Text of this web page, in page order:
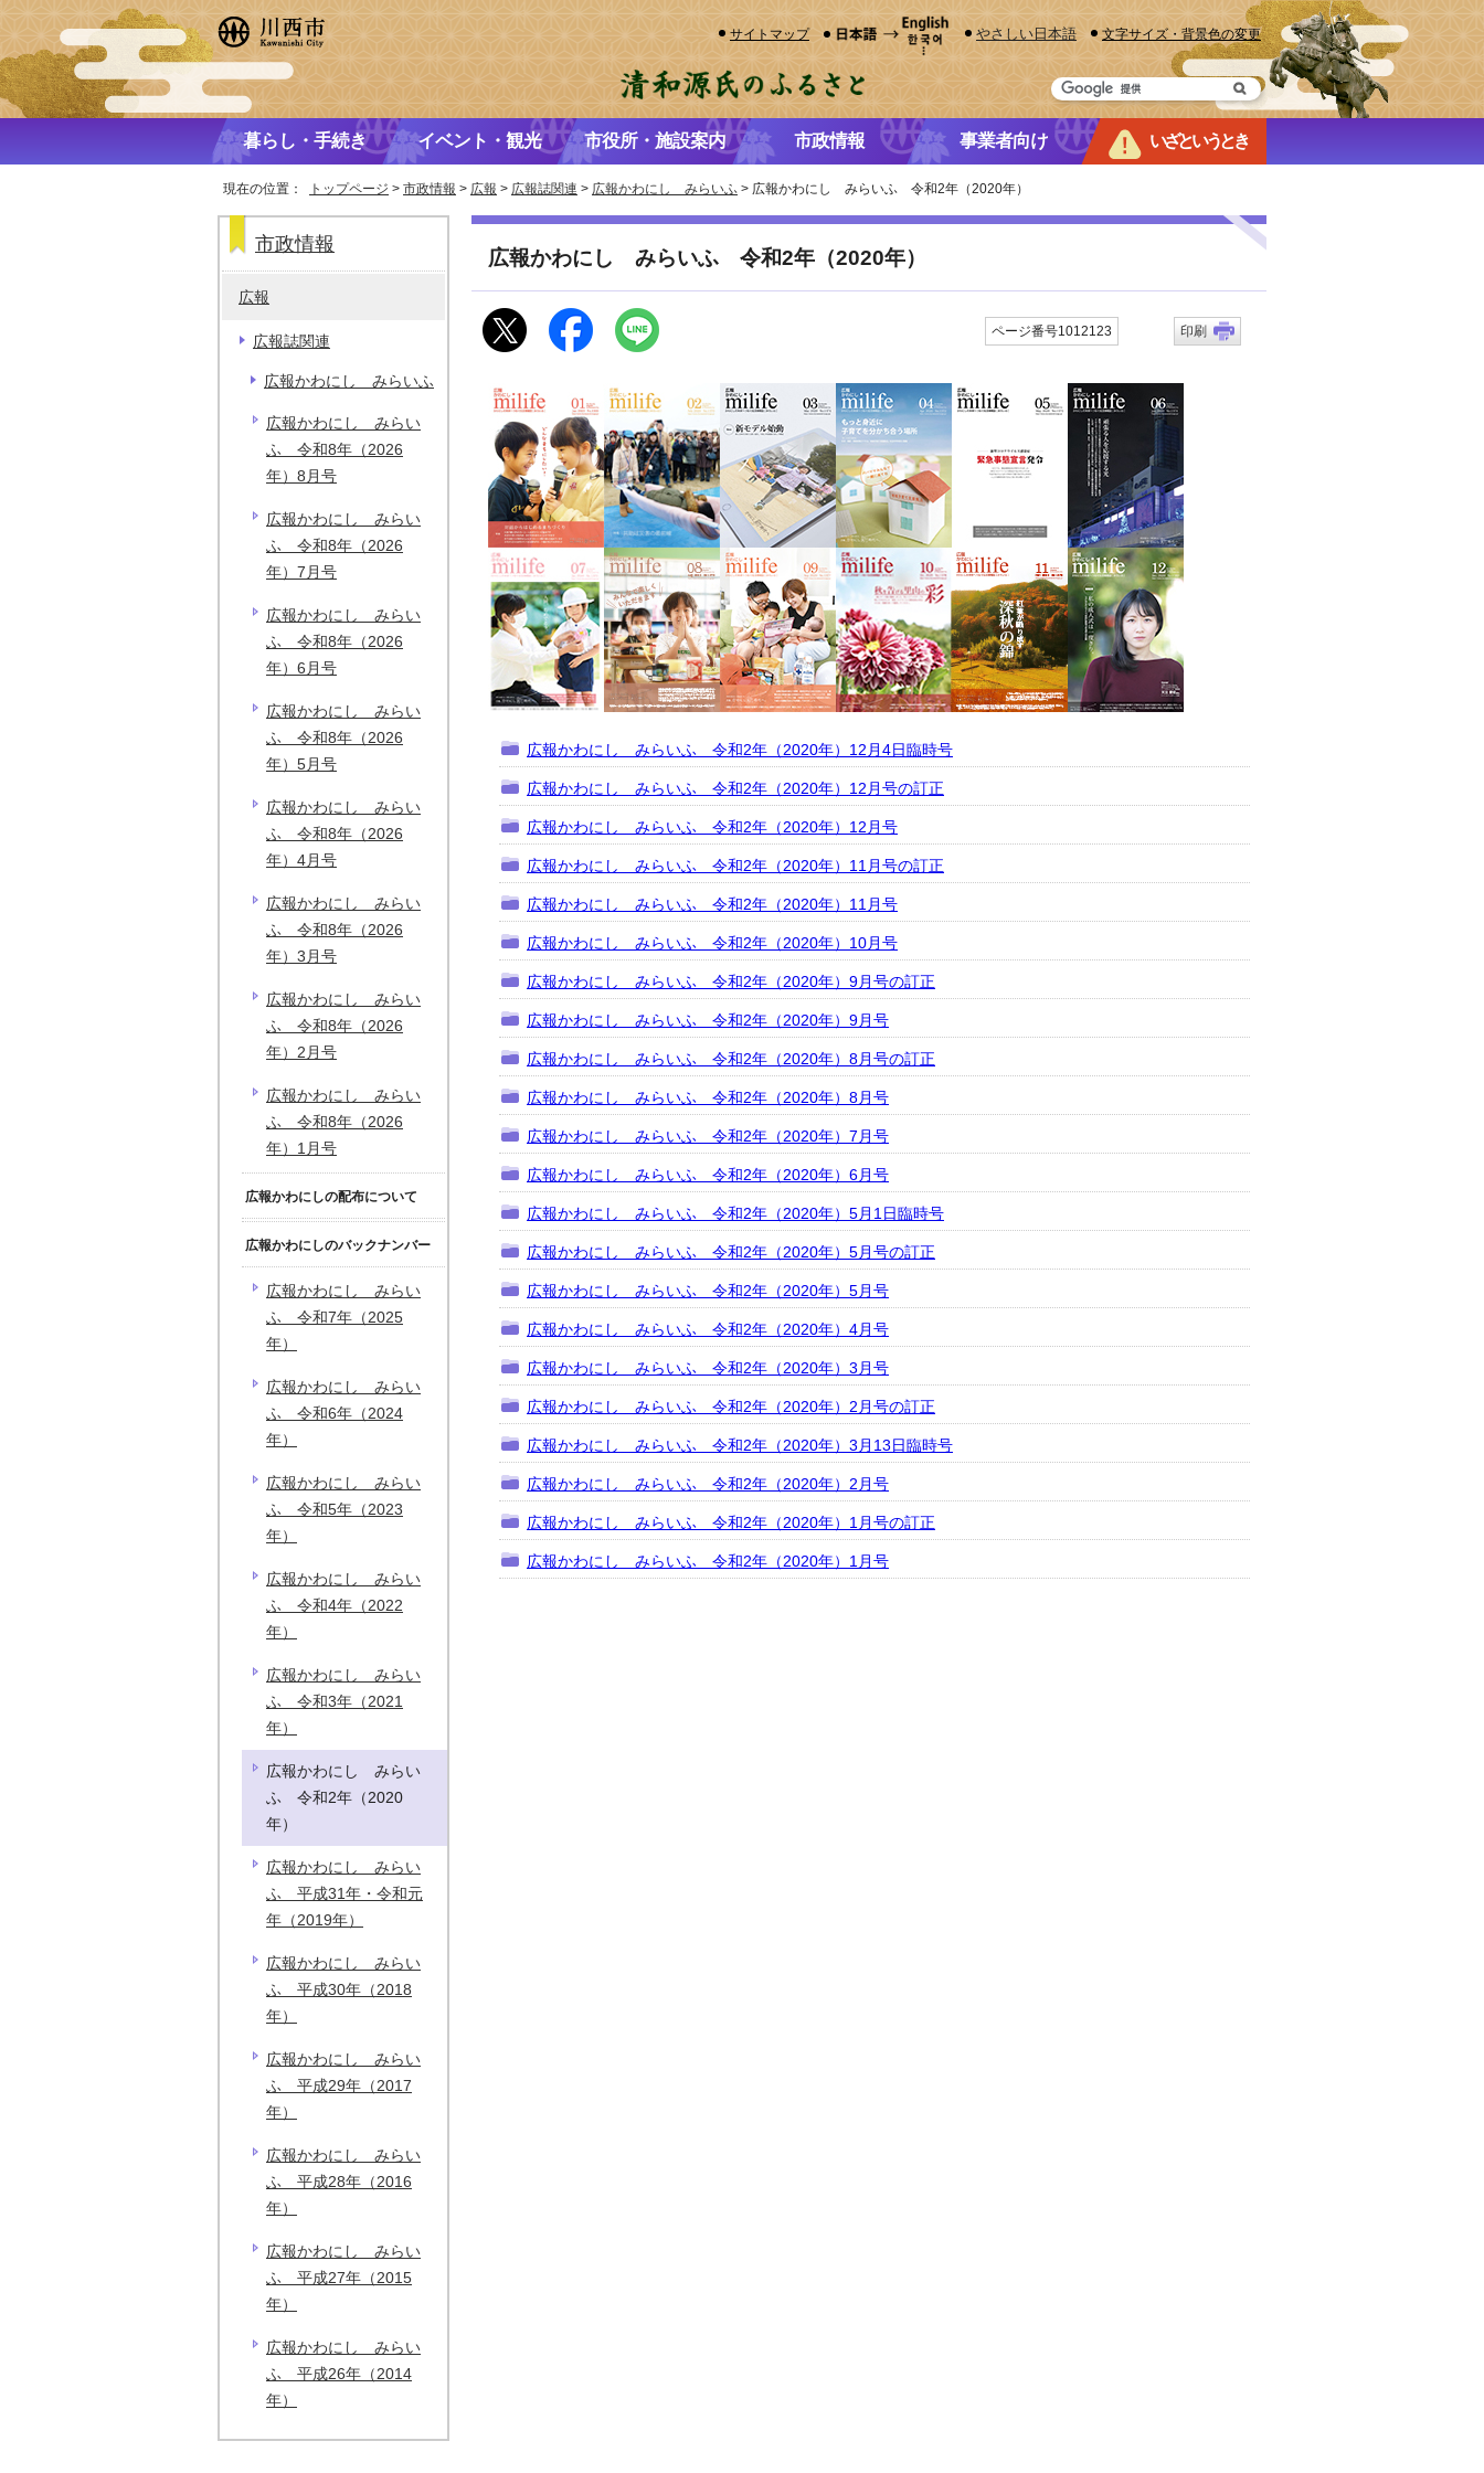
サイトマップ やさしい日本語 文字サイズ・背景色の変更
暮らし・手続き イベント・観光 市役所・施設案内 市政情報 事業者向け いざというとき
現在の位置： トップページ > 市政情報 > 広報 > 広報誌関連 > 広報かわにし みらいふ > 広報かわにし みらいふ 令和2年（2020年）
広報かわにし みらいふ 令和2年（2020年）
ページ番号1012123 印刷
広報かわにし みらいふ 令和2年（2020年）12月4日臨時号
広報かわにし みらいふ 令和2年（2020年）12月号の訂正
広報かわにし みらいふ 令和2年（2020年）12月号
広報かわにし みらいふ 令和2年（2020年）11月号の訂正
広報かわにし みらいふ 令和2年（2020年）11月号
広報かわにし みらいふ 令和2年（2020年）10月号
広報かわにし みらいふ 令和2年（2020年）9月号の訂正
広報かわにし みらいふ 令和2年（2020年）9月号
広報かわにし みらいふ 令和2年（2020年）8月号の訂正
広報かわにし みらいふ 令和2年（2020年）8月号
広報かわにし みらいふ 令和2年（2020年）7月号
広報かわにし みらいふ 令和2年（2020年）6月号
広報かわにし みらいふ 令和2年（2020年）5月1日臨時号
広報かわにし みらいふ 令和2年（2020年）5月号の訂正
広報かわにし みらいふ 令和2年（2020年）5月号
広報かわにし みらいふ 令和2年（2020年）4月号
広報かわにし みらいふ 令和2年（2020年）3月号
広報かわにし みらいふ 令和2年（2020年）2月号の訂正
広報かわにし みらいふ 令和2年（2020年）3月13日臨時号
広報かわにし みらいふ 令和2年（2020年）2月号
広報かわにし みらいふ 令和2年（2020年）1月号の訂正
広報かわにし みらいふ 令和2年（2020年）1月号
市政情報
広報
広報誌関連
広報かわにし みらいふ
広報かわにし みらい
ふ 令和8年（2026
年）8月号
広報かわにし みらい
ふ 令和8年（2026
年）7月号
広報かわにし みらい
ふ 令和8年（2026
年）6月号
広報かわにし みらい
ふ 令和8年（2026
年）5月号
広報かわにし みらい
ふ 令和8年（2026
年）4月号
広報かわにし みらい
ふ 令和8年（2026
年）3月号
広報かわにし みらい
ふ 令和8年（2026
年）2月号
広報かわにし みらい
ふ 令和8年（2026
年）1月号
広報かわにしの配布について
広報かわにしのバックナンバー
広報かわにし みらい
ふ 令和7年（2025
年）
広報かわにし みらい
ふ 令和6年（2024
年）
広報かわにし みらい
ふ 令和5年（2023
年）
広報かわにし みらい
ふ 令和4年（2022
年）
広報かわにし みらい
ふ 令和3年（2021
年）
広報かわにし みらい
ふ 令和2年（2020
年）
広報かわにし みらい
ふ 平成31年・令和元
年（2019年）
広報かわにし みらい
ふ 平成30年（2018
年）
広報かわにし みらい
ふ 平成29年（2017
年）
広報かわにし みらい
ふ 平成28年（2016
年）
広報かわにし みらい
ふ 平成27年（2015
年）
広報かわにし みらい
ふ 平成26年（2014
年）